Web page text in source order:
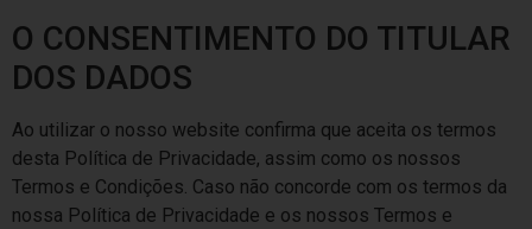
O CONSENTIMENTO DO TITULAR
DOS DADOS
Ao utilizar o nosso website confirma que aceita os termos
desta Política de Privacidade, assim como os nossos
Termos e Condições. Caso não concorde com os termos da
nossa Política de Privacidade e os nossos Termos e